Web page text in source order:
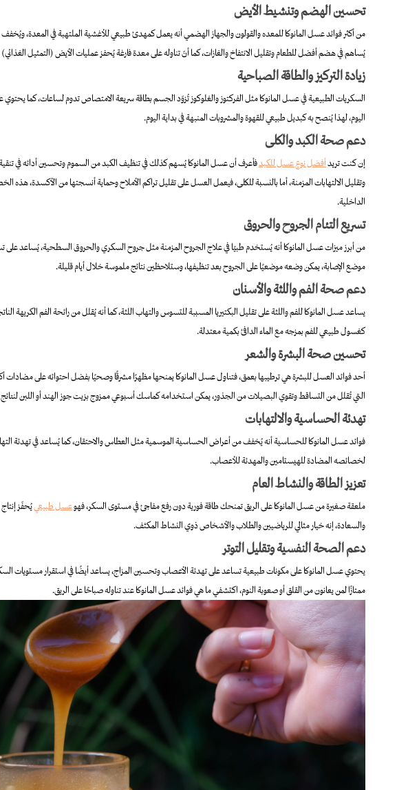
تحسين الهضم وتنشيط الأيض
من أكثر فوائد عسل المانوكا للمعده والقولون والجهاز الهضمي أنه يعمل كمهدئ طبيعي للأغشية الملتهبة في المعدة، ويُخفف
يُساهم في هضم أفضل للطعام وتقليل الانتفاخ والغازات، كما أنّ تناوله على معدة فارغة يُحفز عمليات الأيض (التمثيل
زيادة التركيز والطاقة الصباحية
السكريات الطبيعية في عسل المانوكا مثل الفركتوز والغلوكوز تُزوّد الجسم بطاقة سريعة الامتصاص تدوم لساعات، كما يحتوي
اليوم، لهذا يُنصح به كبديل طبيعي للقهوة والمشروبات المنبهة في بداية اليوم.
دعم صحة الكبد والكلى
إن كنت تريدأفضل نوع عسل للكبدفأعرف أن عسل المانوكا يُسهم كذلك في تنظيف الكبد من السموم وتحسين أدائه في
وتقليل الالتهابات المزمنة، أما بالنسبة للكلى، فيعمل العسل على تقليل تراكم الأملاح وحماية أنسجتها من الأكسدة،
الداخلية.
تسريع التئام الجروح والحروق
من أبرز ميزات عسل المانوكا أنه يُستخدم طبيًا في علاج الجروح المزمنة مثل جروح السكري والحروق السطحية، يُساعد على
موضع الإصابة، يمكن وضعه موضعيًا على الجروح بعد تنظيفها، وستلاحظين نتائج ملموسة خلال أيام قليلة.
دعم صحة الفم واللثة والأسنان
يساعد عسل المانوكا للفم واللثة على تقليل البكتيريا المسببة للتسوس والتهاب اللثة، كما أنه يُقلل من رائحة الفم الكريهة
كغسول طبيعي للفم بمزجه مع الماء الدافئ بكمية معتدلة.
تحسين صحة البشرة والشعر
أحد فوائد العسل للبشرة هي ترطيبها بعمق، فتناول عسل المانوكا يمنحها مظهرًا مشرقًا وصحيًا بفضل احتوائه على
التي تُقلل من التساقط وتقوي البصيلات من الجذور، يمكن استخدامه كماسك أسبوعي ممزوج بزيت جوز الهند أو اللبن لنتائج
تهدئة الحساسية والالتهابات
فوائد عسل المانوكا للحساسية أنه يُخفف من أعراض الحساسية الموسمية مثل العطاس والاحتقان، كما يُساعد في تهدئة
لخصائصه المضادة للهيستامين والمهدئة للأعصاب.
تعزيز الطاقة والنشاط العام
ملعقة صغيرة من عسل المانوكا على الريق تمنحك طاقة فورية دون رفع مفاجئ في مستوى السكر، فهوعسل طبيعييُحفّز
والسعادة، إنه خيار مثالي للرياضيين والطلاب والأشخاص ذوي النشاط المكثف.
دعم الصحة النفسية وتقليل التوتر
يحتوي عسل المانوكا على مكونات طبيعية تساعد على تهدئة الأعصاب وتحسين المزاج، يساعد أيضًا في استقرار مستويات السكر
ممتازًا لمن يعانون من القلق أو صعوبة النوم، اكتشفي ما هي فوائد عسل المانوكا عند تناوله صباحًا على الريق.